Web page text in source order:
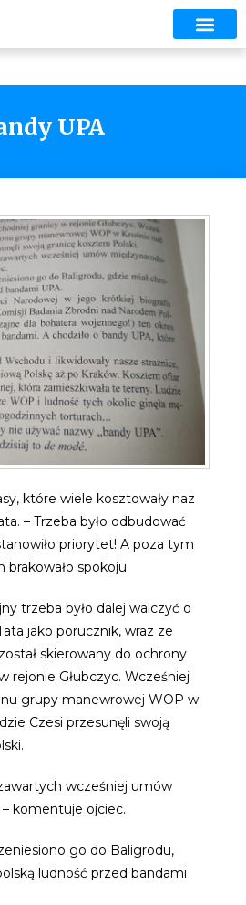
UPA
które wiele kosztowały naz
– Trzeba było odbudować
priorytet! A poza tym
brakowało spokoju.
trzeba było dalej walczyć o
jako porucznik, wraz ze
skierowany do ochrony
rejonie Głubczyc. Wcześniej
grupy manewrowej WOP w
Czesi przesunęli swoją
wcześniej umów
komentuje ojciec.
go do Baligrodu,
ludność przed bandami